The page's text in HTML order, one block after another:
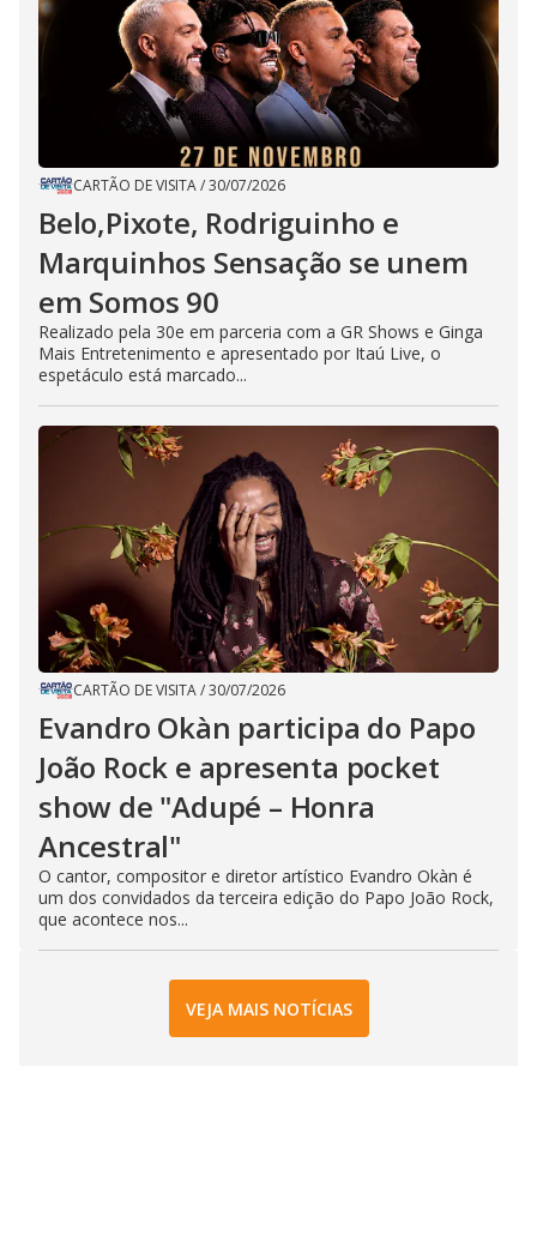
CARTÃO DE VISITA/30/07/2026
Belo,Pixote, Rodriguinho e
Marquinhos Sensação se unem
em Somos 90
Realizado pela 30e em parceria com a GR Shows e Ginga
Mais Entretenimento e apresentado por Itaú Live, o
espetáculo está marcado...
CARTÃO DE VISITA/30/07/2026
Evandro Okàn participa do Papo
João Rock e apresenta pocket
show de "Adupé – Honra
Ancestral"
O cantor, compositor e diretor artístico Evandro Okàn é
um dos convidados da terceira edição do Papo João Rock,
que acontece nos...
VEJA MAIS NOTÍCIAS